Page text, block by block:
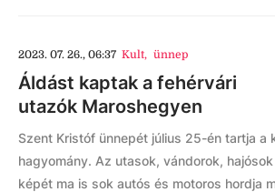
2023. 07. 26., 06:37 Kult, ünnep
Áldást kaptak a fehérvári
utazók Maroshegyen
Szent Kristóf ünnepét július 25-én tartja a
hagyomány. Az utasok, vándorok,
képét ma is sok autós és motoros hordja